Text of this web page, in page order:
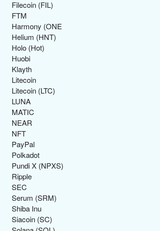
Filecoin (FIL)
FTM
Harmony (ONE
Helium (HNT)
Holo (Hot)
Huobi
Klayth
Litecoin
Litecoin (LTC)
LUNA
MATIC
NEAR
NFT
PayPal
Polkadot
Pundi X (NPXS)
Ripple
SEC
Serum (SRM)
Shiba Inu
Siacoin (SC)